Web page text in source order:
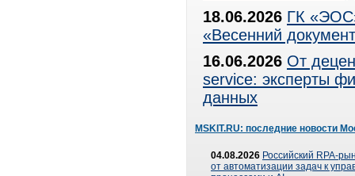
18.06.2026 ГК
«Весенний
16.06.2026 От
service: эксперты
данных
MSKIT.RU: последние новости
04.08.2026 Российский RPA-
от автоматизации задач к